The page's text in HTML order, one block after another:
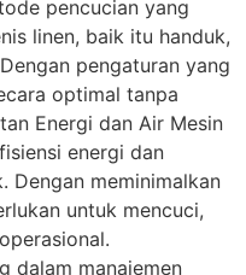
pencucian yang
linen, baik itu handuk,
pengaturan yang
optimal tanpa
Energi dan Air Mesin
energi dan
Dengan meminimalkan
untuk mencuci,
dalam manajemen